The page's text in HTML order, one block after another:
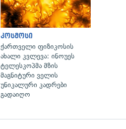
კოსმოსი
ქართველი ფიზიკოსის
ახალი კვლევა: ინოუეს
ტელესკოპმა მზის
მაგნიტური ველის
უნიკალური კადრები
გადაიღო